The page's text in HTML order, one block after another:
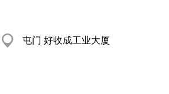
屯门 好收成工业大厦